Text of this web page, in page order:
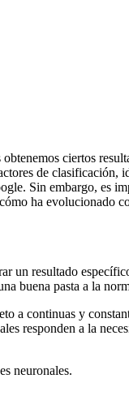
ciertos
de clasificación,
Sin embargo, es
ha evolucionado
un resultado
buena pasta a la
continuas y
responden a la
neuronales.